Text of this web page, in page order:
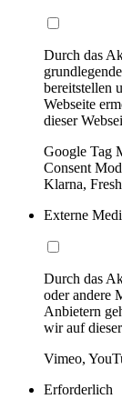
Durch das
bereitstellen
Webseite
dieser
Google Tag
Consent
Klarna,
Externe
Durch das
oder andere
Anbietern
wir auf
Vimeo,
Erforderlich